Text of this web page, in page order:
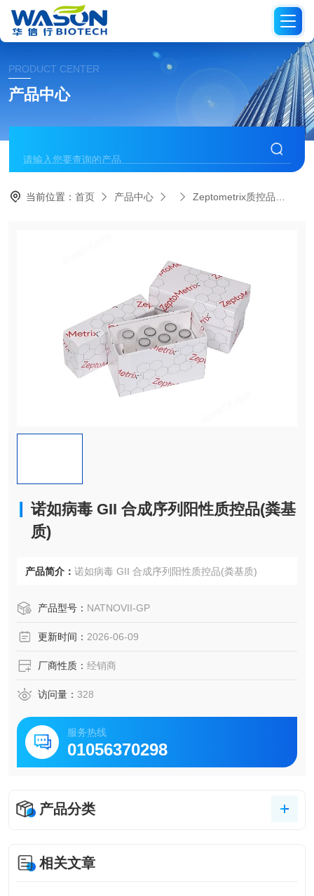
PRODUCT CENTER
产品中心
当前位置：首页 产品中心 Zeptometrix质控品
诺如病毒 GII 合成序列阳性质控品(粪基
质)
产品简介： 诺如病毒 GII 合成序列阳性质控品(粪基质)
产品型号： NATNOVII-GP
更新时间： 2026-06-09
厂商性质： 经销商
访问量： 328
服务热线
01056370298
产品分类
相关文章